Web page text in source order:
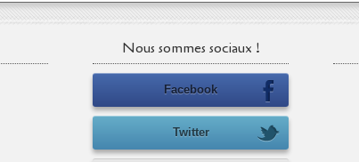
Nous sommes sociaux !
Facebook
Twitter